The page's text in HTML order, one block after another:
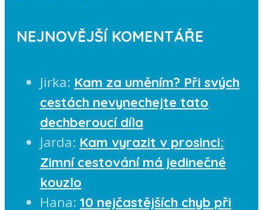
NEJNOVĚJŠÍ KOMENTÁŘE
Jirka: Kam za uměním? Při svých
cestách nevynechejte tato
dechberoucí díla
Jarda: Kam vyrazit v prosinci:
Zimní cestování má jedinečné
kouzlo
Hana: 10 nejčastějších chyb při